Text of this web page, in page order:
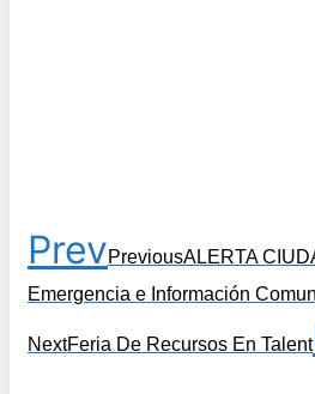
PrevPreviousALERTA
Emergencia e Información
NextFeria De Recursos En Talent